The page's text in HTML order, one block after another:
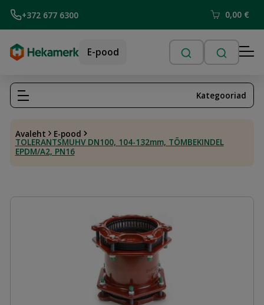
+372 677 6300 0,00 €
E-pood
Avaleht E-pood
TOLERANTSMUHV DN100, 104-132mm, TÕMBEKINDEL
EPDM/A2, PN16
Kategooriad